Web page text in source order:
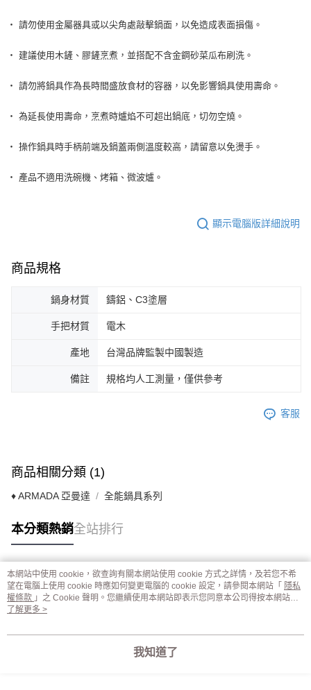
‧ 請勿使用金屬器具或以尖角處敲擊鍋面，以免造成表面損傷。
‧ 建議使用木鏟、膠鏟烹煮，並搭配不含金鋼砂菜瓜布刷洗。
‧ 請勿將鍋具作為長時間盛放食材的容器，以免影響鍋具使用壽命。
‧ 為延長使用壽命，烹煮時爐焰不可超出鍋底，切勿空燒。
‧ 操作鍋具時手柄前端及鍋蓋兩側溫度較高，請留意以免燙手。
‧ 產品不適用洗碗機、烤箱、微波爐。
顯示電腦版詳細說明
商品規格
鍋身材質 鑄鋁、C3塗層
手把材質 電木
產地 台灣品牌監製中國製造
備註 規格均人工測量，僅供參考
客服
商品相關分類 (1)
♦ ARMADA 亞曼達 全能鍋具系列
本分類熱銷全站排行
熱門標籤
本網站中使用 cookie，欲查詢有關本網站使用 cookie 方式之詳情，及若您不希
望在電腦上使用 cookie 時應如何變更電腦的 cookie 設定，請參閱本網站「 隱私
權條款 」之 Cookie 聲明。您繼續使用本網站即表示您同意本公司得按本網站使
用條款之 Cookie 聲明使用 cookie。
了解更多 >
我知道了